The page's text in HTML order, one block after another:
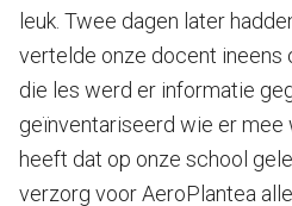
leuk. Twee dagen later
vertelde onze docent ineens
die les werd er informatie
geïnventariseerd wie er mee
heeft dat op onze school
verzorg voor AeroPlantea